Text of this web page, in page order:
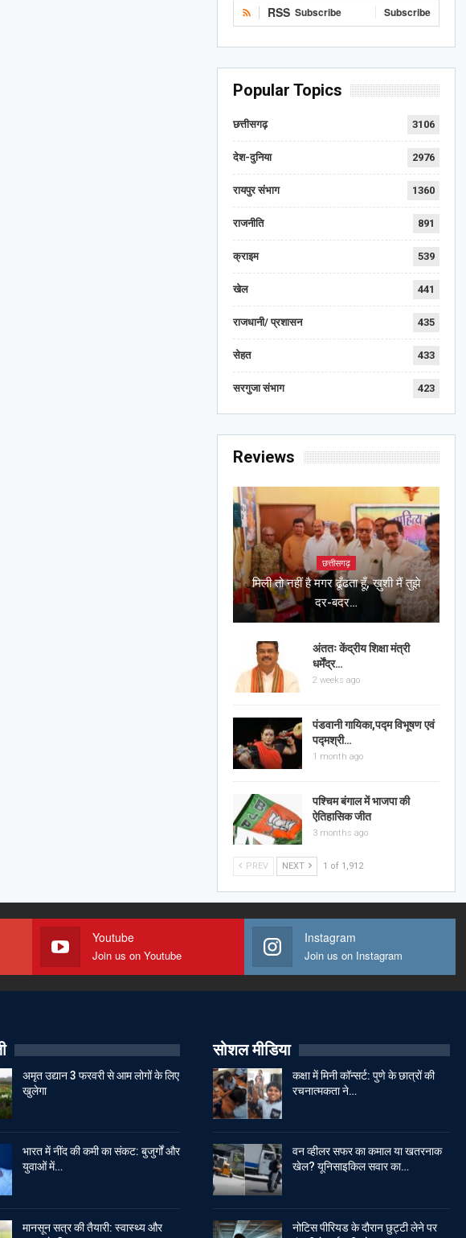
RSS Subscribe Subscribe
Popular Topics
छत्तीसगढ़ 3106
देश-दुनिया 2976
रायपुर संभाग 1360
राजनीति 891
क्राइम 539
खेल 441
राजधानी/ प्रशासन 435
सेहत 433
सरगुजा संभाग 423
Reviews
छत्तीसगढ़
मिली तो नहीं है मगर ढूँढता हूँ, ख़ुशी मैं तुझे
दर-बदर…
अंततः केंद्रीय शिक्षा मंत्री
धर्मेंद्र…
2 weeks ago
पंडवानी गायिका,पद्म विभूषण एवं
पद्मश्री…
1 month ago
पश्चिम बंगाल में भाजपा की
ऐतिहासिक जीत
3 months ago
PREV NEXT 1 of 1,912
Youtube
Join us on Youtube
Instagram
Join us on Instagram
अमृत उद्यान 3 फरवरी से आम लोगों के लिए
खुलेगा
भारत में नींद की कमी का संकट: बुजुर्गों और
युवाओं में…
मानसून सत्र की तैयारी: स्वास्थ्य और
सोशल मीडिया
कक्षा में मिनी कॉन्सर्ट: पुणे के छात्रों की
रचनात्मकता ने…
वन व्हीलर सफर का कमाल या खतरनाक
खेल? यूनिसाइकिल सवार का…
नोटिस पीरियड के दौरान छुट्टी लेने पर